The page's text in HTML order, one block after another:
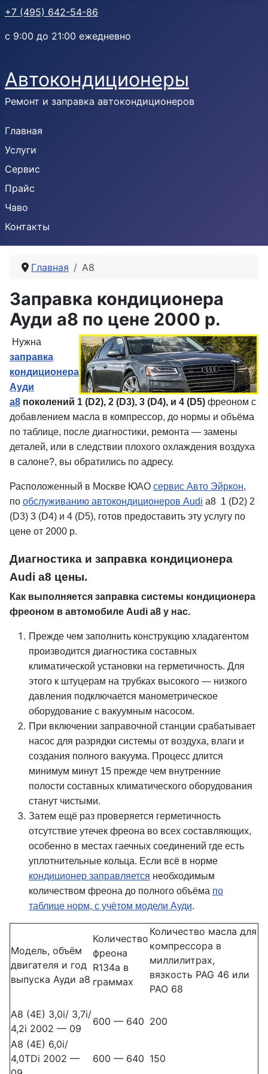
+7 (495) 642-54-86
с 9:00 до 21:00 ежедневно
Автокондиционеры
Ремонт и заправка автокондиционеров
Главная
Услуги
Сервис
Прайс
Чаво
Контакты
Главная A8
Заправка кондиционера
Ауди a8 по цене 2000 р.
Нужна
заправка
кондиционера
Ауди
a8 поколений 1 (D2), 2 (D3), 3 (D4), и 4 (D5) фреоном с
добавлением масла в компрессор, до нормы и объёма
по таблице, после диагностики, ремонта — замены
деталей, или в следствии плохого охлаждения воздуха
в салоне?, вы обратились по адресу.
Расположенный в Москве ЮАО сервис Авто Эйркон,
по обслуживанию автокондиционеров Audi a8 1 (D2) 2
(D3) 3 (D4) и 4 (D5), готов предоставить эту услугу по
цене от 2000 р.
Диагностика и заправка кондиционера
Audi a8 цены.
Как выполняется заправка системы кондиционера
фреоном в автомобиле Audi a8 у нас.
Прежде чем заполнить конструкцию хладагентом
производится диагностика составных
климатической установки на герметичность. Для
этого к штуцерам на трубках высокого — низкого
давления подключается манометрическое
оборудование с вакуумным насосом.
При включении заправочной станции срабатывает
насос для разрядки системы от воздуха, влаги и
создания полного вакуума. Процесс длится
минимум минут 15 прежде чем внутренние
полости составных климатического оборудования
станут чистыми.
Затем ещё раз проверяется герметичность
отсутствие утечек фреона во всех составляющих,
особенно в местах гаечных соединений где есть
уплотнительные кольца. Если всё в норме
кондиционер заправляется необходимым
количеством фреона до полного объёма по
таблице норм, с учётом модели Ауди.
Модель, объём
двигателя и год
выпуска Ауди a8
Количество
фреона
R134a в
граммах
Количество масла для
компрессора в
миллилитрах,
вязкость PAG 46 или
PAO 68
A8 (4E) 3,0i/ 3,7i/
4,2i 2002 — 09
600 — 640 200
A8 (4E) 6,0i/
4,0TDi 2002 —
600 — 640 150